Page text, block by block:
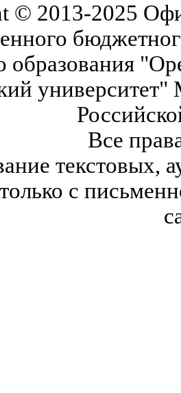
© 2013-2025
образования
университет"
Все
текстовых,
с